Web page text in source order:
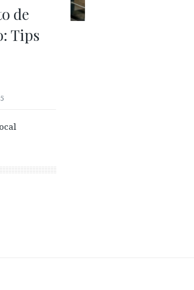
de
Tips